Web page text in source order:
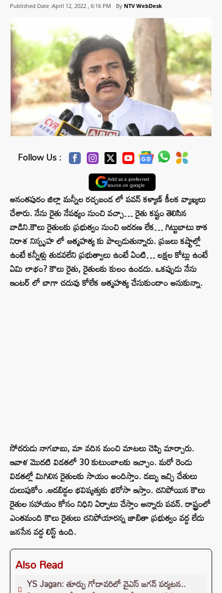
Published Date :April 12, 2022 , 6:16 PM By NTV WebDesk
Follow Us :
Add as a preferred
source on google
అనంతపురం జిల్లా మన్నీల రచ్చబండ లో పవన్ కళ్యాణ్ కీలక వ్యాఖ్యలు
చేశారు. నేను రైతు నేపథ్యం నుంచి వచ్చా… రైతు కష్టం తెలిసిన
వాడిని.కౌలు రైతులకు ప్రభుత్వం నుంచి ఆదరణ లేక… గిట్టుబాటు కాక
నిరాశ నిస్పృహ లో ఆత్మహత్య కు పాల్పడుతున్నారు. ప్రజలు కష్టాల్లో
ఉంటే కన్నీళ్లు తుడవలేని ప్రభుత్వాలు ఉంటే ఏంటి… లక్షల కోట్లు ఉంటే
ఏమి లాభం? కౌలు రైతు, రైతులకు కులం ఉండదు. ఒకప్పుడు నేను
ఇంటర్ లో బాగా చదువు కోలేక ఆత్మహత్య చేసుకుందాం అనుకున్నా.
సోదరుడు నాగబాబు, మా వదిన మంచి మాటలు చెప్పి మార్చారు.
ఇవాళ మొదటి విడతలో 30 కుటుంబాలకు ఇచ్చాం. మరో రెండు
విడతల్లో మిగిలిన రైతులకు సాయం అందిస్తాం. డబ్బు ఇచ్చి చేతులు
దులుపుకోం .ఆడబిడ్డల భవిష్యత్తుకు భరోసా ఇస్తాం. చనిపోయిన కౌలు
రైతుల సహాయం కోసం నిధిని ఏర్పాటు చేస్తాం అన్నారు పవన్. రాష్ట్రంలో
ఎంతమంది కౌలు రైతులు చనిపోయారన్న జాబితా ప్రభుత్వం వద్ద లేదు
జనసేన వద్ద లిస్ట్ ఉంది.
Also Read
YS Jagan: తూర్పు గోదావరిలో వైఎస్ జగన్ పర్యటన..